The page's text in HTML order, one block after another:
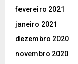
fevereiro 2021
janeiro 2021
dezembro 2020
novembro 2020